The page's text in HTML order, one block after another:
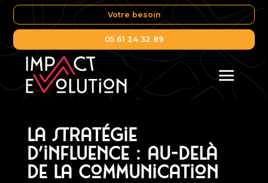
05 61 24 32 89
Votre besoin
La stratégie
d’influence : au-delà
de la communication